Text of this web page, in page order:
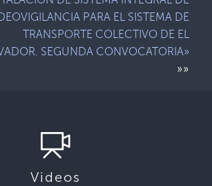
PARA EL SISTEMA DE
TRANSPORTE COLECTIVO DE EL
SEGUNDA CONVOCATORIA»
»»
Videos